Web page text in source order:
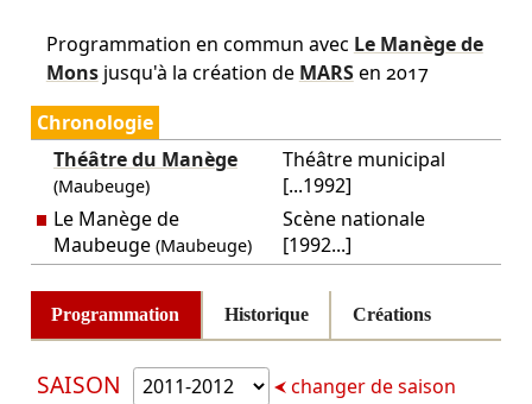
Programmation en commun avec Le Manège de
Monsjusqu'à la création de MARSen 2017
Chronologie
Théâtre du Manège
(Maubeuge)
Théâtre municipal
[...1992]
Le Manège de
Maubeuge (Maubeuge)
Scène nationale
[1992...]
Programmation Historique Créations
SAISON changer de saison